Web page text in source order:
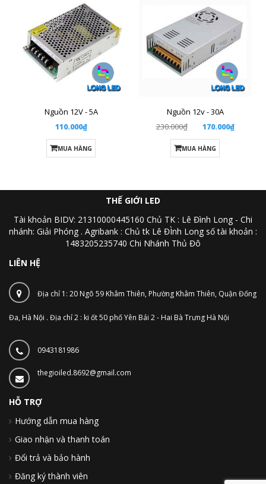
Nguồn 12V - 5A
110.000₫
MUA HÀNG
Nguồn 12v - 30A
230.000₫
170.000₫
MUA HÀNG
THẾ GIỚI LED
Tài khoản BIDV: 21310000445160 Chủ TK : Lê Đình Long - Chi
nhánh: Giải Phóng . Agribank : Chủ tk Lê ĐÌnh Long số tài khoản :
1483205235740 Chi Nhánh Thủ Đô
LIÊN HỆ
Địa chỉ 1: 20 Ngõ 59 Khâm Thiên, Phường Khâm Thiên, Quận Đống
Đa, Hà Nội . Địa chỉ 2 : ki ốt 50 phố Yên Bái 2 - Hai Bà Trưng Hà Nội
0943181986
thegioiled.8692@gmail.com
HỖ TRỢ
Hướng dẫn mua hàng
Giao nhận và thanh toán
Đổi trả và bảo hành
Đăng ký thành viên